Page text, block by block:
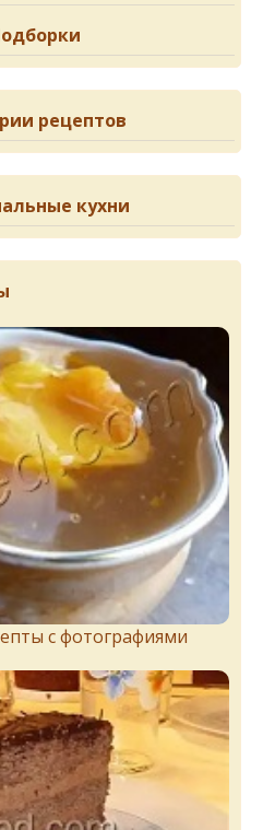
рецептов
кухни
с фотографиями